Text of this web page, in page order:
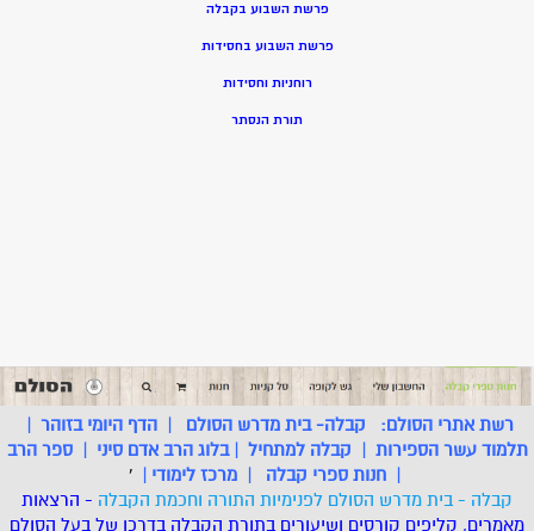
פרשת השבוע בקבלה
פרשת השבוע בחסידות
רוחניות וחסידות
תורת הנסתר
רשת אתרי הסולם: קבלה- בית מדרש הסולם |הדף היומי בזוהר |
תלמוד עשר הספירות | קבלה למתחיל |בלוג הרב אדם סיני |ספר הרב
| חנות ספרי קבלה | מרכז לימודי |
'
קבלה - בית מדרש הסולם לפנימיות התורה וחכמת הקבלה - הרצאות
מאמרים, קליפים קורסים ושיעורים בתורת הקבלה בדרכו של בעל הסולם